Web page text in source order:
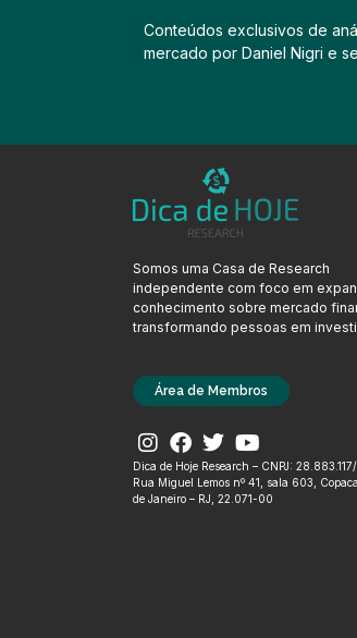
Conteúdos exclusivos de
mercado por Daniel Nigri e
Somos uma Casa de Research
independente com foco em
conhecimento sobre mercado
transformando pessoas em
Área de Membros
Dica de Hoje Research – CNPJ:
Rua Miguel Lemos nº 41, sala 603,
de Janeiro – RJ, 22.071-00